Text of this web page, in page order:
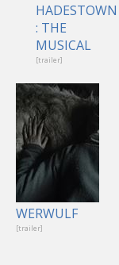
HADESTOWN
: THE
MUSICAL
[trailer]
WERWULF
[trailer]